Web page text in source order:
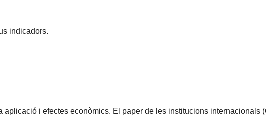
indicadors.
i efectes econòmics. El paper de les institucions internacionals